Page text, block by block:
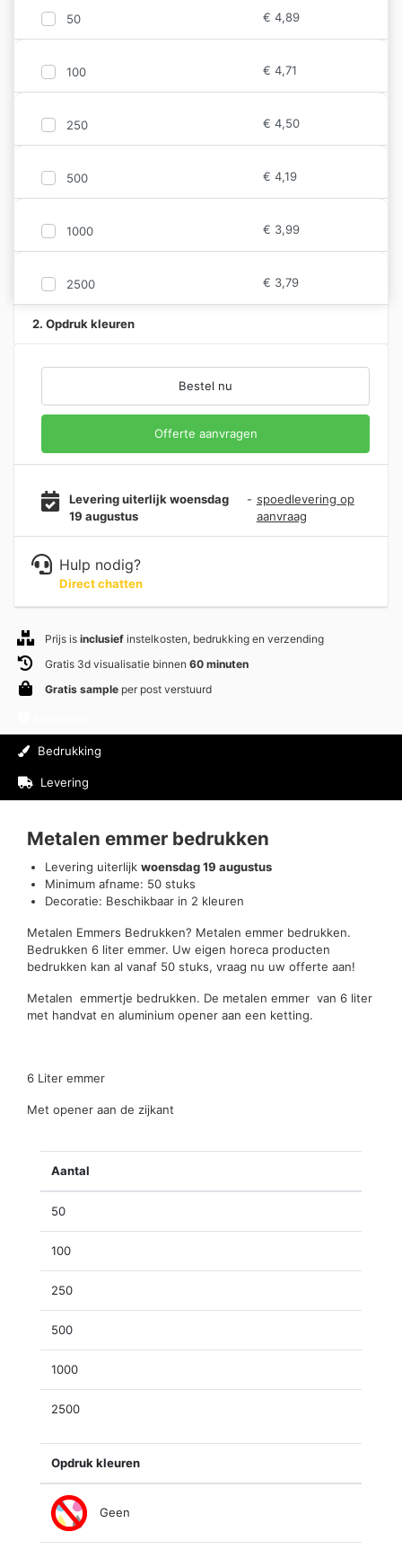
50 € 4,89
100 € 4,71
250 € 4,50
500 € 4,19
1000 € 3,99
2500 € 3,79
2. Opdruk kleuren
Bestel nu
Offerte aanvragen
Levering uiterlijk woensdag
19 augustus
- spoedlevering op
aanvraag
Hulp nodig?
Direct chatten
Prijs is inclusief instelkosten, bedrukking en verzending
Gratis 3d visualisatie binnen 60 minuten
Gratis sample per post verstuurd
Bedrukking
Levering
Metalen emmer bedrukken
Levering uiterlijk woensdag 19 augustus
Minimum afname: 50 stuks
Decoratie: Beschikbaar in 2 kleuren
Metalen Emmers Bedrukken? Metalen emmer bedrukken.
Bedrukken 6 liter emmer. Uw eigen horeca producten
bedrukken kan al vanaf 50 stuks, vraag nu uw offerte aan!
Metalen emmertje bedrukken. De metalen emmer van 6 liter
met handvat en aluminium opener aan een ketting.
6 Liter emmer
Met opener aan de zijkant
Aantal
50
100
250
500
1000
2500
Opdruk kleuren
Geen